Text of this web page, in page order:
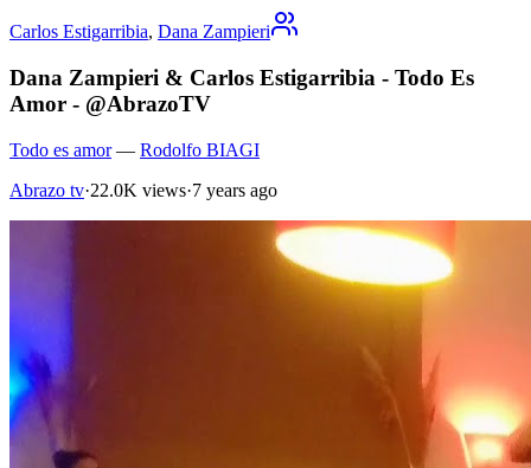
Carlos Estigarribia, Dana Zampieri
Dana Zampieri & Carlos Estigarribia - Todo Es
Amor - @AbrazoTV
Todo es amor— Rodolfo BIAGI
Abrazo tv·22.0K views·7 years ago